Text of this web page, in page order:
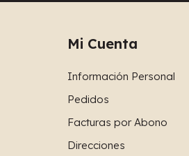
Mi Cuenta
Información Personal
Pedidos
Facturas por Abono
Direcciones